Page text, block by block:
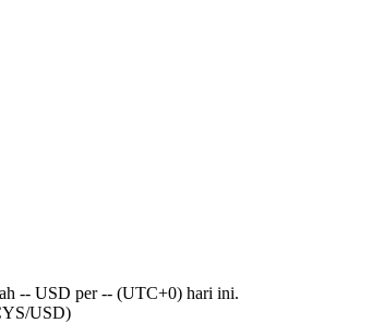
-- USD per -- (UTC+0) hari ini.
USD)